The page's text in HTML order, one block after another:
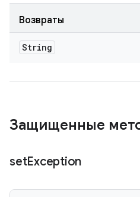
Возвраты
String
Защищенные
setException